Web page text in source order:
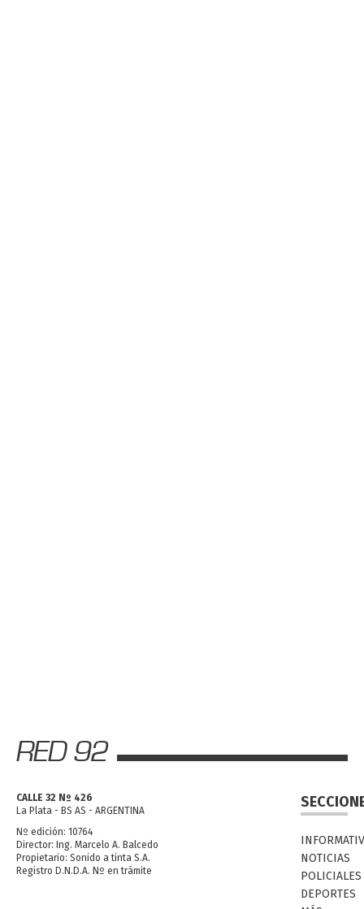
CALLE 32 Nº 426
La Plata - BS AS - ARGENTINA
Nº edición: 10764
Director: Ing. Marcelo A. Balcedo
Propietario: Sonido a tinta S.A.
Registro D.N.D.A. Nº en trámite
NOTICIAS
POLICIALES
DEPORTES